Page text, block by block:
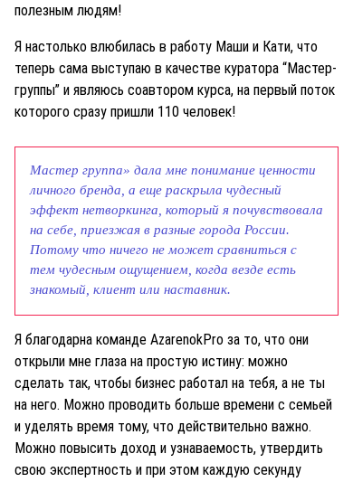
полезным людям!
Я настолько влюбилась в работу Маши и Кати, что
теперь сама выступаю в качестве куратора “Мастер-
группы” и являюсь соавтором курса, на первый поток
которого сразу пришли 110 человек!
Мастер группа» дала мне понимание ценности
личного бренда, а еще раскрыла чудесный
эффект нетворкинга, который я почувствовала
на себе, приезжая в разные города России.
Потому что ничего не может сравниться с
тем чудесным ощущением, когда везде есть
знакомый, клиент или наставник.
Я благодарна команде AzarenokPro за то, что они
открыли мне глаза на простую истину: можно
сделать так, чтобы бизнес работал на тебя, а не ты
на него. Можно проводить больше времени с семьей
и уделять время тому, что действительно важно.
Можно повысить доход и узнаваемость, утвердить
свою экспертность и при этом каждую секунду